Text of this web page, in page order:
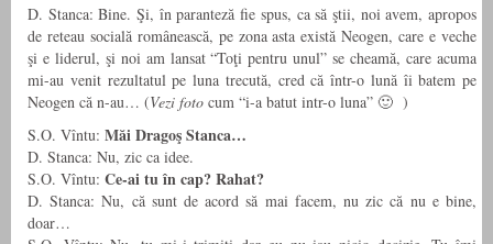
D. Stanca: Bine. Şi, în paranteză fie spus, ca să ştii, noi avem, apropos
de reteau socială românească, pe zona asta există Neogen, care e veche
şi e liderul, şi noi am lansat “Toţi pentru unul” se cheamă, care acuma
mi-au venit rezultatul pe luna trecută, cred că într-o lună îi batem pe
Neogen că n-au… (Vezi foto cum “i-a batut intr-o luna” 🙂 )
S.O. Vîntu: Măi Dragoş Stanca…
D. Stanca: Nu, zic ca idee.
S.O. Vîntu: Ce-ai tu în cap? Rahat?
D. Stanca: Nu, că sunt de acord să mai facem, nu zic că nu e bine,
doar…